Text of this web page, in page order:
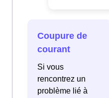
Coupure de
courant
Si vous
rencontrez un
problème lié à